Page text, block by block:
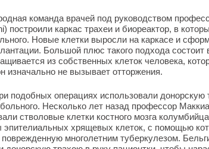
команда врачей под руководством
построили каркас трахеи и биореактор, в
Новые клетки выросли на каркасе и
Большой плюс такого подхода состоит
из собственных клеток человека,
изначально не вызывает отторжения.
подобных операциях использовали
Несколько лет назад профессор
стволовые клетки костного мозга
хрящевых клеток, с помощью
многолетним туберкулезом.